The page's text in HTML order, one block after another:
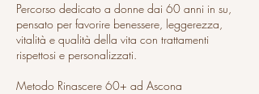
Percorso dedicato a donne dai 60 anni in su,
pensato per favorire benessere, leggerezza,
vitalità e qualità della vita con trattamenti
rispettosi e personalizzati.
Metodo Rinascere 60+ ad Ascona